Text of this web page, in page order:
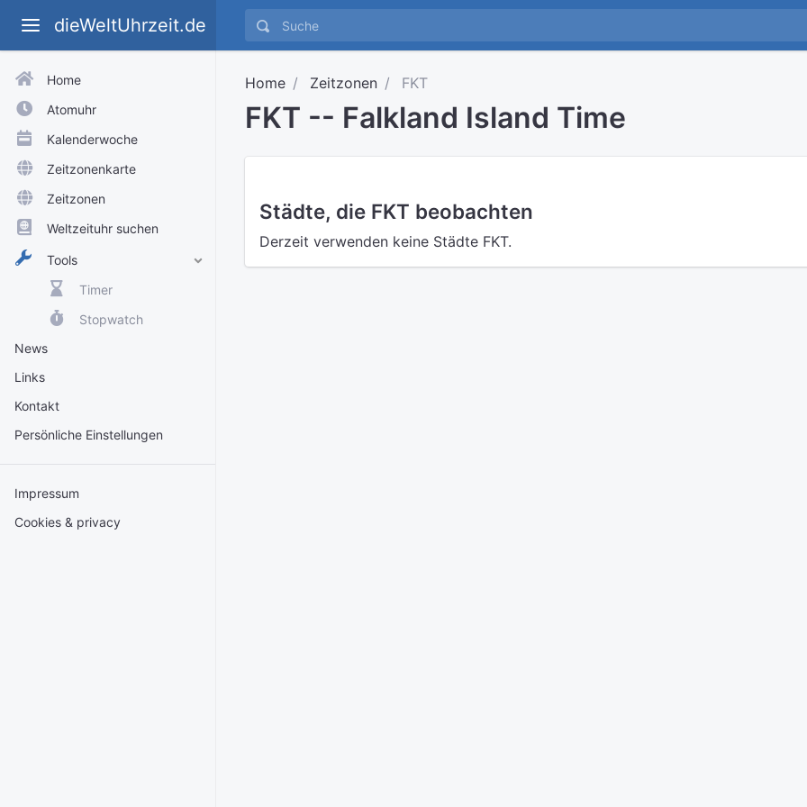
dieWeltUhrzeit.de
Home
Atomuhr
Kalenderwoche
Zeitzonenkarte
Zeitzonen
Weltzeituhr suchen
Tools
Timer
Stopwatch
News
Links
Kontakt
Persönliche Einstellungen
Impressum
Cookies & privacy
Home Zeitzonen FKT
FKT -- Falkland Island Time
Städte, die FKT beobachten
Derzeit verwenden keine Städte FKT.